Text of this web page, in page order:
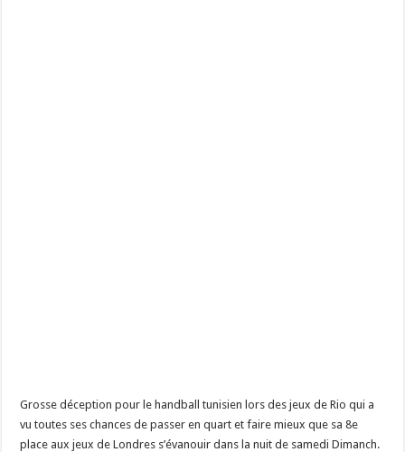
Grosse déception pour le handball tunisien lors des jeux de Rio qui a
vu toutes ses chances de passer en quart et faire mieux que sa 8e
place aux jeux de Londres s’évanouir dans la nuit de samedi Dimanch.